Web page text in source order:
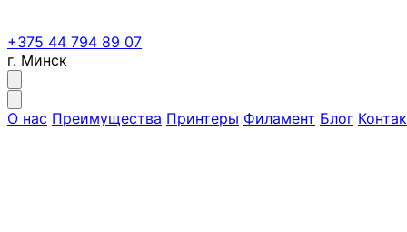
+375 44 794 89 07
г. Минск
О нас Преимущества Принтеры Филамент Блог